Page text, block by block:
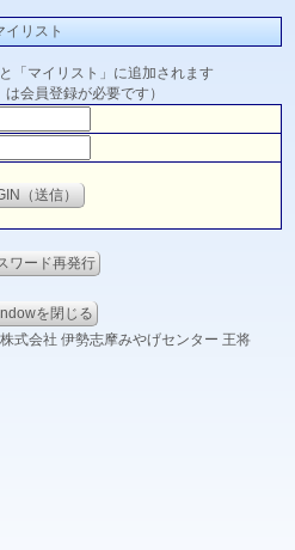
イリスト
「マイリスト」に追加されます
は会員登録が必要です）
ワード再発行
を閉じる
式会社 伊勢志摩みやげセンター 王将